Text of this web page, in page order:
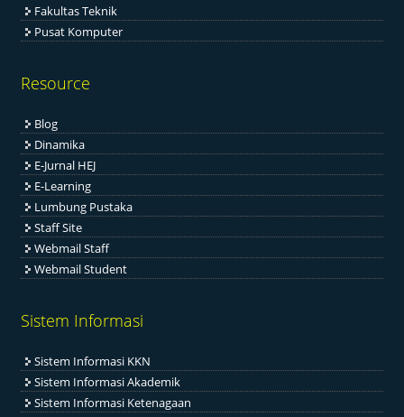
Fakultas Teknik
Pusat Komputer
Resource
Blog
Dinamika
E-Jurnal HEJ
E-Learning
Lumbung Pustaka
Staff Site
Webmail Staff
Webmail Student
Sistem Informasi
Sistem Informasi KKN
Sistem Informasi Akademik
Sistem Informasi Ketenagaan